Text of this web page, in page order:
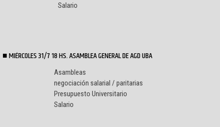
Salario
MIÉRCOLES 31/7 18 HS. ASAMBLEA GENERAL DE AGD UBA
Asambleas
negociación salarial / paritarias
Presupuesto Universitario
Salario